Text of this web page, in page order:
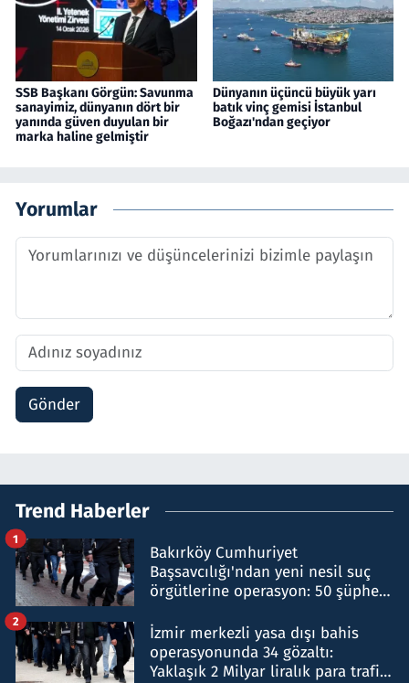
SSB Başkanı Görgün: Savunma
sanayimiz, dünyanın dört bir
yanında güven duyulan bir
marka haline gelmiştir
Dünyanın üçüncü büyük yarı
batık vinç gemisi İstanbul
Boğazı'ndan geçiyor
Yorumlar
Gönder
Trend Haberler
Bakırköy Cumhuriyet
Başsavcılığı'ndan yeni nesil suç
örgütlerine operasyon: 50 şüpheli
1
İzmir merkezli yasa dışı bahis
operasyonunda 34 gözaltı:
Yaklaşık 2 Milyar liralık para trafiği
2